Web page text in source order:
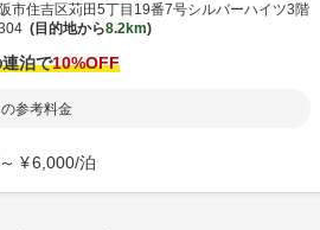
市住吉区苅田5丁目19番7号シルバーハイツ3階
目的地から8.2km
泊で10%OFF
参考料金
～ ¥6,000/泊